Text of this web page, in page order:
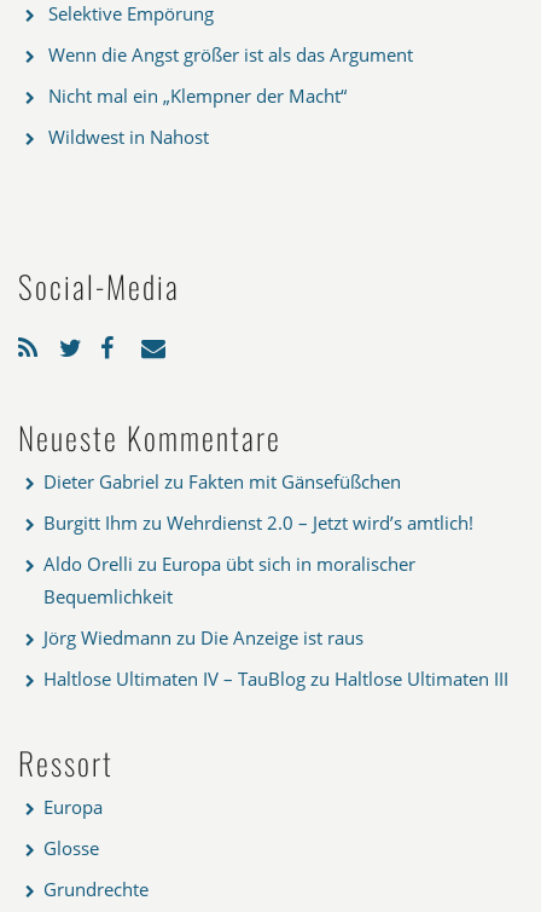
Selektive Empörung
Wenn die Angst größer ist als das Argument
Nicht mal ein „Klempner der Macht“
Wildwest in Nahost
Social-Media
Neueste Kommentare
Dieter Gabriel zu Fakten mit Gänsefüßchen
Burgitt Ihm zu Wehrdienst 2.0 – Jetzt wird’s amtlich!
Aldo Orelli zu Europa übt sich in moralischer
Bequemlichkeit
Jörg Wiedmann zu Die Anzeige ist raus
Haltlose Ultimaten IV – TauBlog zu Haltlose Ultimaten III
Ressort
Europa
Glosse
Grundrechte